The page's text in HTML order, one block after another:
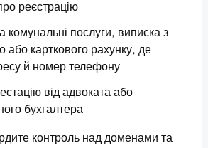
реєстрацію
комунальні послуги, виписка з
або карткового рахунку, де
й номер телефону
від адвоката або
бухгалтера
контроль над доменами та